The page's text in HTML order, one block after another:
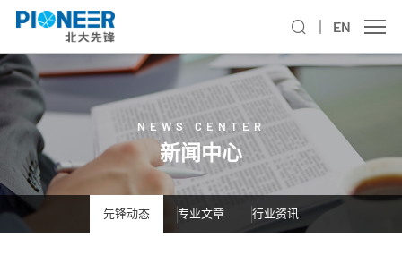
EN
NEWS CENTER
新闻中心
先锋动态 专业文章 行业资讯